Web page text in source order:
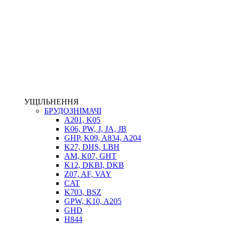
ВТУЛКИ
УЩІЛЬНЕННЯ
БРУДОЗНІМАЧІ
A201, K05
K06, PW, J, JA, JB
GHP, K09, A834, A204
K27, DHS, LBH
AM, K07, GHT
K12, DKBI, DKB
Z07, AF, VAY
CAT
K703, BSZ
GPW, K10, A205
GHD
H844